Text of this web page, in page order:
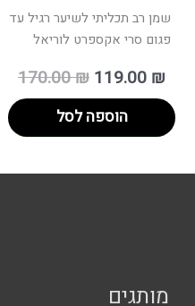
שמן רב תכליתי לשיער רגיל עד
פגום סרי אקספרט לוריאל
170.00₪ 119.00 ₪
הוספה לסל
מותגים